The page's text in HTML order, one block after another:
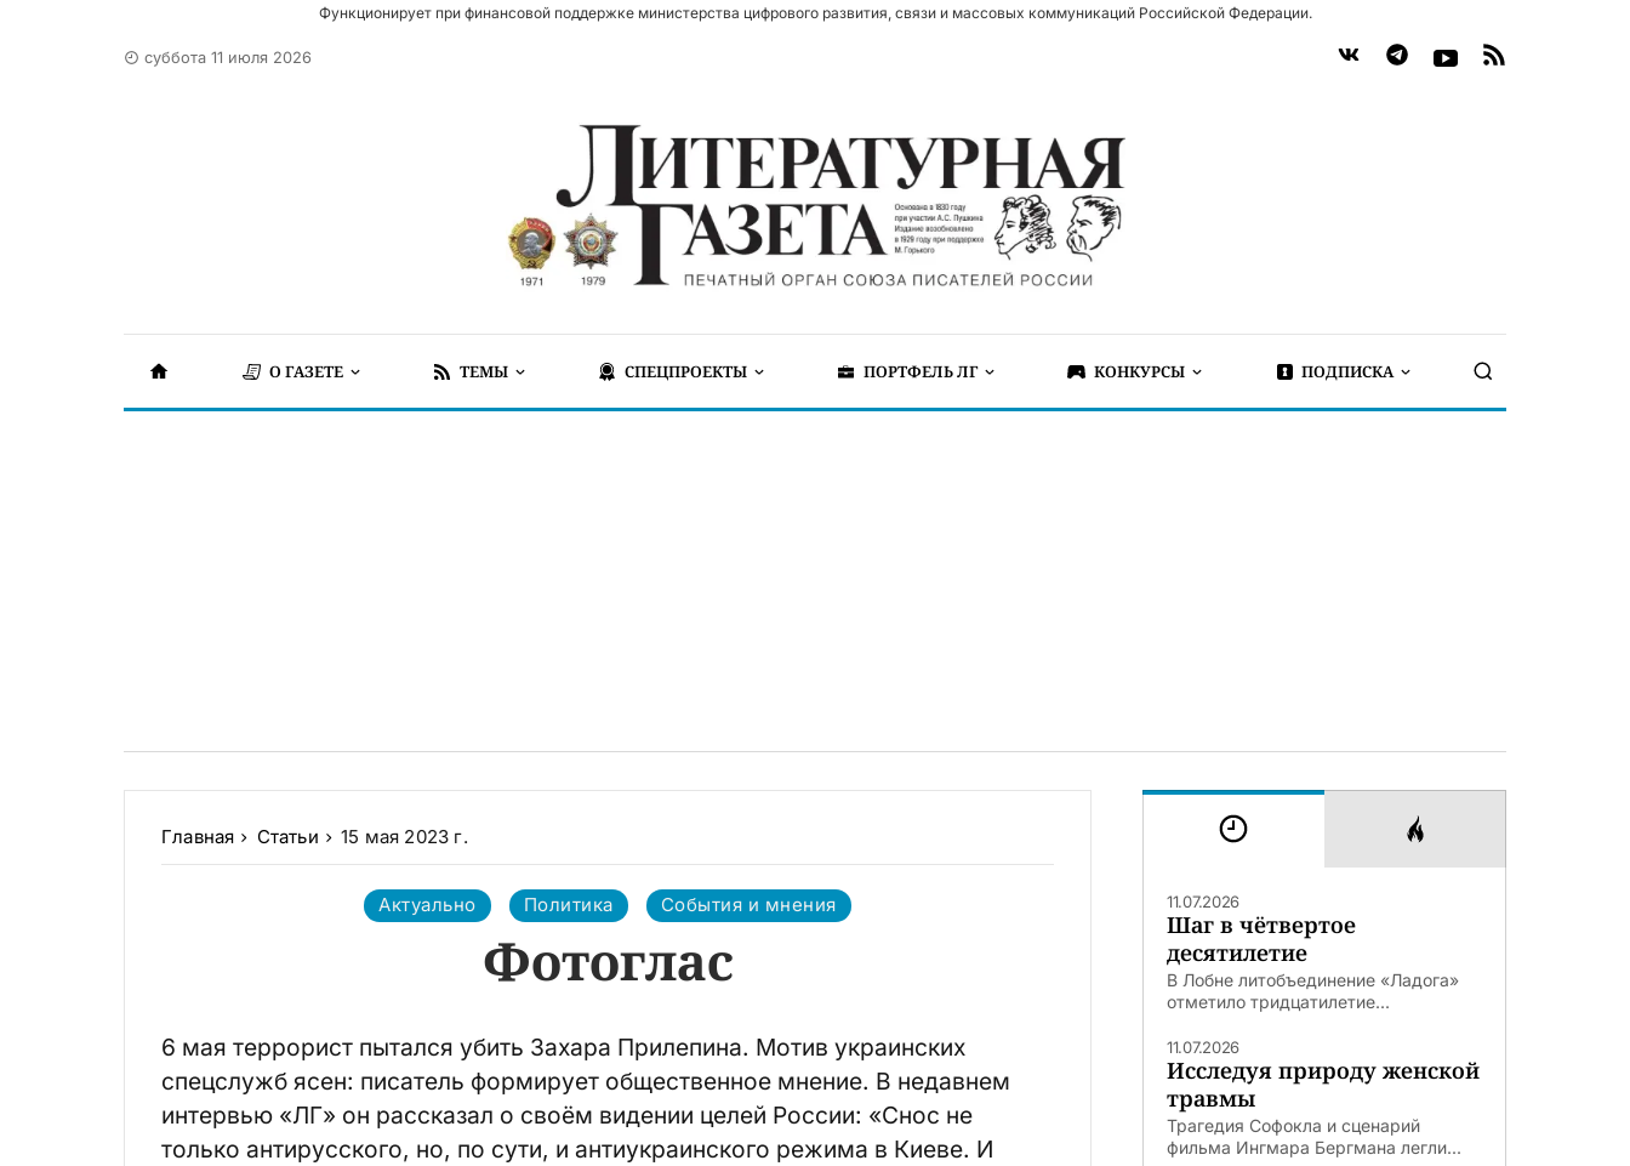
Функционирует при финансовой поддержке министерства цифрового развития, связи и массовых коммуникаций Российской Федерации.
суббота 11 июля 2026
О ГАЗЕТЕ ТЕМЫ СПЕЦПРОЕКТЫ ПОРТФЕЛЬ ЛГ КОНКУРСЫ ПОДПИСКА
Главная Статьи 15 мая 2023 г.
Актуально Политика События и мнения
Фотоглас
6 мая террорист пытался убить Захара Прилепина. Мотив украинских
спецслужб ясен: писатель формирует общественное мнение. В недавнем
интервью «ЛГ» он рассказал о своём видении целей России: «Снос не
только антирусского, но, по сути, и антиукраинского режима в Киеве. И
11.07.2026
Шаг в чётвертое
десятилетие
В Лобне литобъединение «Ладога»
отметило тридцатилетие...
11.07.2026
Исследуя природу женской
травмы
Трагедия Софокла и сценарий
фильма Ингмара Бергмана легли...